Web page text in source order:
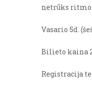
netrūks ritmo.
Vasario 5d.
Bilieto kaina
Registracija